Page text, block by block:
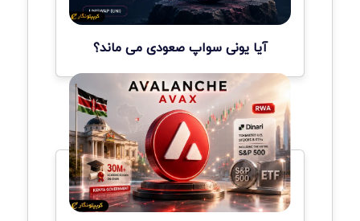
آیا یونی سواپ صعودی می ماند؟